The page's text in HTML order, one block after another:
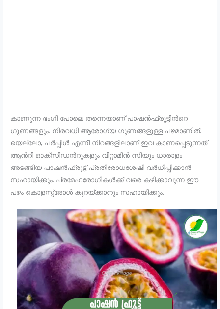
കാണുന്ന ഭംഗി പോലെ തന്നെയാണ് പാഷൻഫ്രൂട്ടിന്‍റെ
ഗുണങ്ങളും. നിരവധി ആരോഗ്യ ഗുണങ്ങളുള്ള പഴമാണിത്.
യെല്ലോ, പര്‍പ്പിള്‍ എന്നീ നിറങ്ങളിലാണ് ഇവ കാണപ്പെടുന്നത്.
ആന്‍റി ഓക്‌സിഡന്‍റുകളും വിറ്റാമിന്‍ സിയും ധാരാളം
അടങ്ങിയ പാഷൻഫ്രൂട്ട് പ്രതിരോധശേഷി വര്‍ധിപ്പിക്കാന്‍
സഹായിക്കും. പ്രമേഹരോഗികള്‍ക്ക് വരെ കഴിക്കാവുന്ന ഈ
പഴം കൊളസ്ട്രോൾ കുറയ്ക്കാനും സഹായിക്കും.